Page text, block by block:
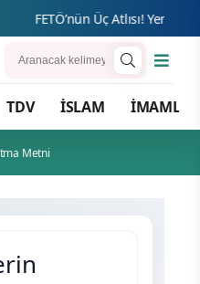
FETÖ’nün Üç Atlısı! Yeni
TDV İSLAM İMAMLAR
Metni